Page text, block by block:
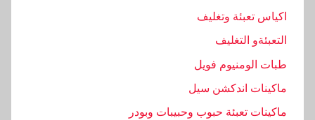
وتغليف
التغليف
فويل
اندكشن سيل
تعبئة حبوب وحبيبات وبودر